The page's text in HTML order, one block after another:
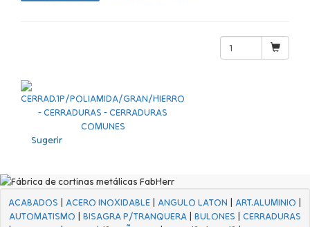
Sugerir
ACABADOS | ACERO INOXIDABLE | ANGULO LATON | ART.ALUMINIO |
AUTOMATISMO | BISAGRA P/TRANQUERA | BULONES | CERRADURAS